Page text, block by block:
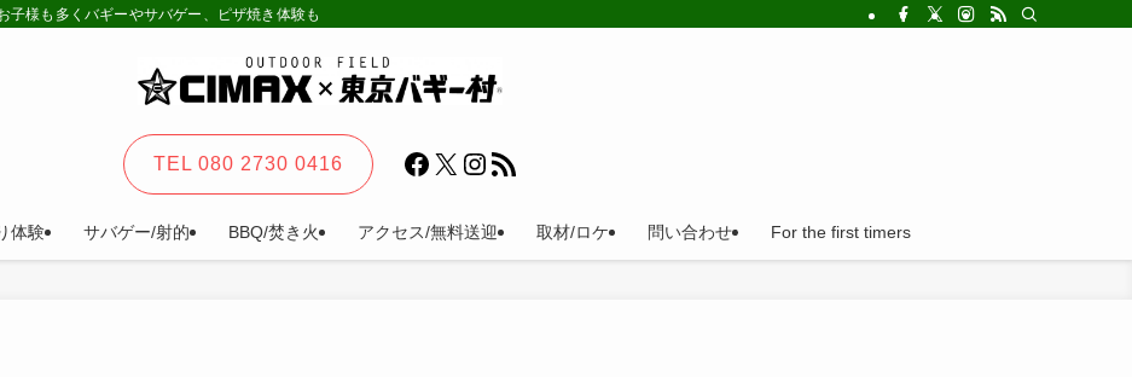
様も多くバギーやサバゲー、ピザ焼き体験も。カーステイ、キャンプ等一日楽しめる!法人の福利厚生利用にとても便利。
体験 サバゲー/射的 BBQ/焚き火 アクセス/無料送迎 取材/ロケ 問い合わせ For the first timers
TEL 080 2730 0416 Facebook
X Instagram
RSS フィード